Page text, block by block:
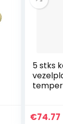
5 stks
€74.77